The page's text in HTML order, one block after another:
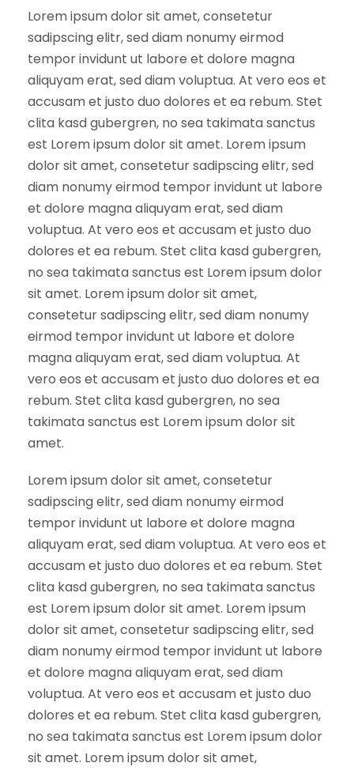
Lorem ipsum dolor sit amet, consetetur
sadipscing elitr, sed diam nonumy eirmod
tempor invidunt ut labore et dolore magna
aliquyam erat, sed diam voluptua. At vero eos et
accusam et justo duo dolores et ea rebum. Stet
clita kasd gubergren, no sea takimata sanctus
est Lorem ipsum dolor sit amet. Lorem ipsum
dolor sit amet, consetetur sadipscing elitr, sed
diam nonumy eirmod tempor invidunt ut labore
et dolore magna aliquyam erat, sed diam
voluptua. At vero eos et accusam et justo duo
dolores et ea rebum. Stet clita kasd gubergren,
no sea takimata sanctus est Lorem ipsum dolor
sit amet. Lorem ipsum dolor sit amet,
consetetur sadipscing elitr, sed diam nonumy
eirmod tempor invidunt ut labore et dolore
magna aliquyam erat, sed diam voluptua. At
vero eos et accusam et justo duo dolores et ea
rebum. Stet clita kasd gubergren, no sea
takimata sanctus est Lorem ipsum dolor sit
amet.
Lorem ipsum dolor sit amet, consetetur
sadipscing elitr, sed diam nonumy eirmod
tempor invidunt ut labore et dolore magna
aliquyam erat, sed diam voluptua. At vero eos et
accusam et justo duo dolores et ea rebum. Stet
clita kasd gubergren, no sea takimata sanctus
est Lorem ipsum dolor sit amet. Lorem ipsum
dolor sit amet, consetetur sadipscing elitr, sed
diam nonumy eirmod tempor invidunt ut labore
et dolore magna aliquyam erat, sed diam
voluptua. At vero eos et accusam et justo duo
dolores et ea rebum. Stet clita kasd gubergren,
no sea takimata sanctus est Lorem ipsum dolor
sit amet. Lorem ipsum dolor sit amet,